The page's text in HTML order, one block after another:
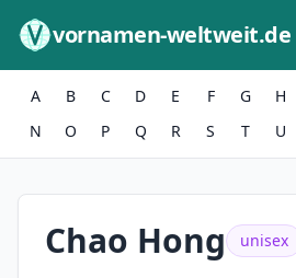
vornamen-weltweit.de
A B C D E F G H
N
O P Q R S T U
Chao Hong unisex